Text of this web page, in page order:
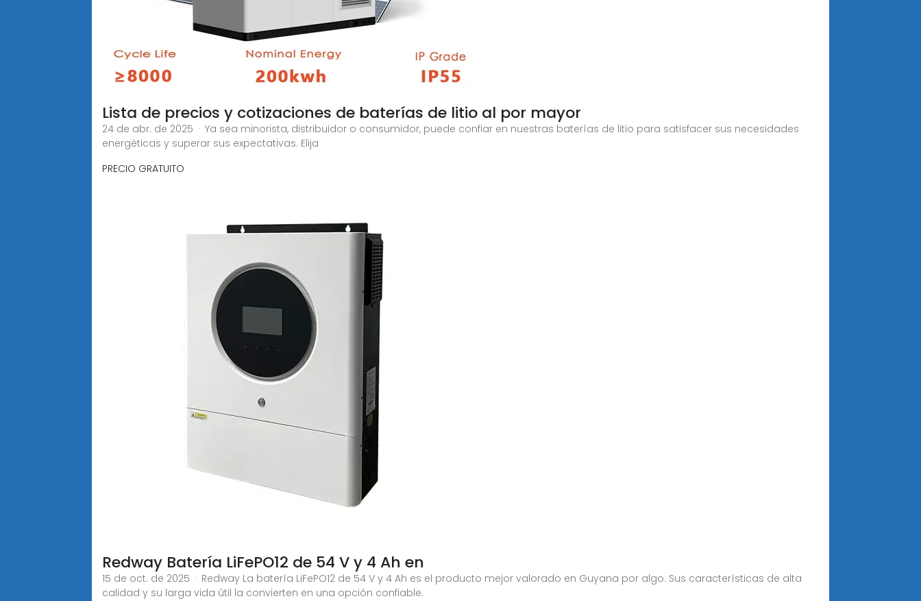
Lista de precios y cotizaciones de baterías de litio al por mayor
24 de abr. de 2025 · Ya sea minorista, distribuidor o consumidor, puede confiar en nuestras baterías de litio para satisfacer sus necesidades
energéticas y superar sus expectativas. Elija
PRECIO GRATUITO
Redway Batería LiFePO12 de 54 V y 4 Ah en
15 de oct. de 2025 · Redway La batería LiFePO12 de 54 V y 4 Ah es el producto mejor valorado en Guyana por algo. Sus características de alta
calidad y su larga vida útil la convierten en una opción confiable.